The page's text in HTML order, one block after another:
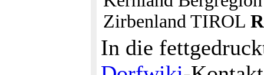
Zirbenland TIROL
In die